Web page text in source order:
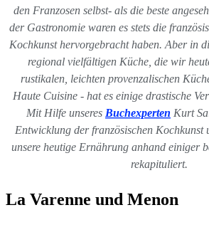
den Franzosen selbst- als die beste
der Gastronomie waren es stets die
Kochkunst hervorgebracht haben. Aber in
regional vielfältigen Küche, die wir
rustikalen, leichten provenzalischen
Haute Cuisine - hat es einige drastische
Mit Hilfe unseres Buchexperten Kurt
Entwicklung der französischen Kochkunst
unsere heutige Ernährung anhand einiger
rekapituliert.
La Varenne und Menon